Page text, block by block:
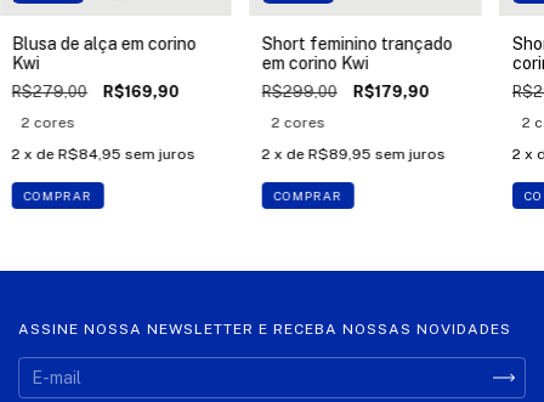
Blusa de alça em corino
Kwi
R$279,00 R$169,90
2 cores
2 x de R$84,95 sem juros
COMPRAR
Short feminino trançado
em corino Kwi
R$299,00 R$179,90
2 cores
2 x de R$89,95 sem juros
COMPRAR
2
2 x
ASSINE NOSSA NEWSLETTER E RECEBA NOSSAS NOVIDADES